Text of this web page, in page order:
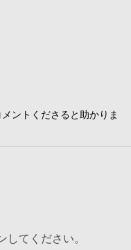
ントくださると助かりま
てください。